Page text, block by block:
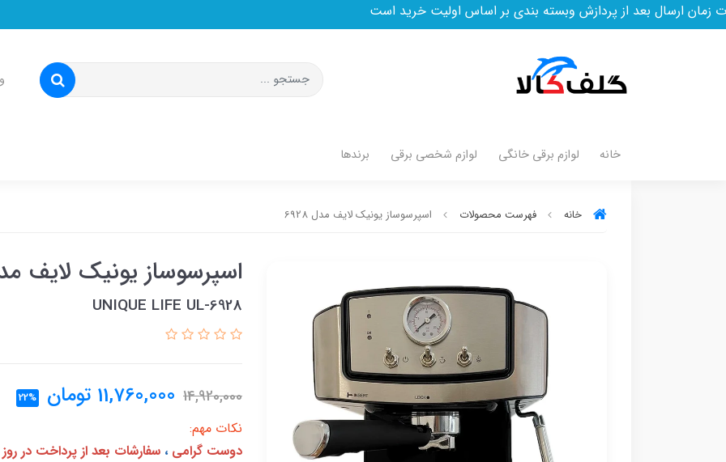
پردازش وبسته بندی بر اساس اولیت خرید است
خانه لوازم برقی خانگی لوازم شخصی برقی برندها
خانه فهرست محصولات اسپرسوساز یونیک لایف مدل 6928
اسپرسوساز یونیک لایف مدل
UNIQUE LIFE UL-6928
14,920,000
11,760,000 تومان 22%
نکات مهم:
دوست گرامی ، سفارشات بعد از پرداخت در